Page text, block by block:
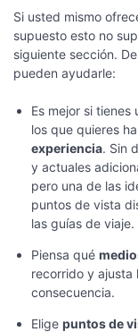
Si usted mismo
supuesto esto no
siguiente sección.
pueden ayudarle:
Es mejor si tienes
los que quieres
experiencia. Sin
y actuales
pero una de las
puntos de vista
las guías de viaje.
Piensa qué
recorrido y ajusta
consecuencia.
Elige puntos de